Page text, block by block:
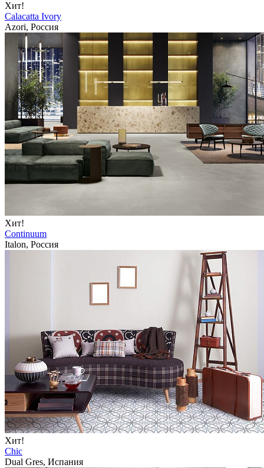
Хит!
Calacatta Ivory
Azori, Россия
Хит!
Continuum
Italon, Россия
Хит!
Chic
Dual Gres, Испания